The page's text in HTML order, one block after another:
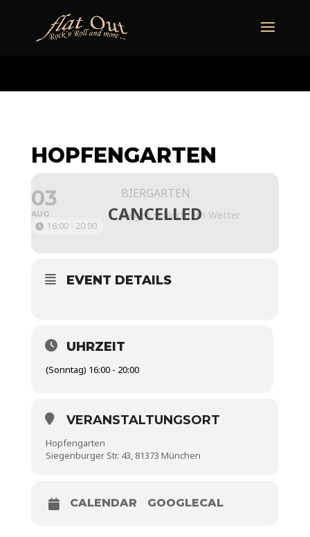
HOPFENGARTEN
03
AUG
16:00 - 20:00
BIERGARTEN
wegen schlechtem Wetter
EVENT DETAILS
UHRZEIT
(Sonntag) 16:00 - 20:00
VERANSTALTUNGSORT
Hopfengarten
Siegenburger Str. 43, 81373 München
CALENDAR GOOGLECAL